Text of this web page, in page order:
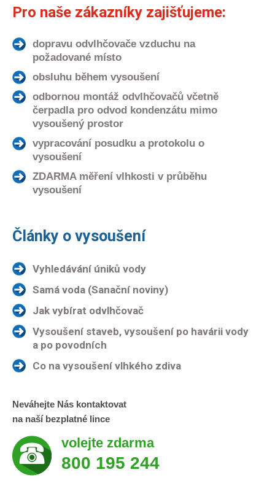
Pro naše zákazníky zajišťujeme:
dopravu odvlhčovače vzduchu na
požadované místo
obsluhu během vysoušení
odbornou montáž odvlhčovačů včetně
čerpadla pro odvod kondenzátu mimo
vysoušený prostor
vypracování posudku a protokolu o
vysoušení
ZDARMA měření vlhkosti v průběhu
vysoušení
Články o vysoušení
Vyhledávání úniků vody
Samá voda (Sanační noviny)
Jak vybírat odvlhčovač
Vysoušení staveb, vysoušení po havárii vody
a po povodních
Co na vysoušení vlhkého zdiva
Neváhejte Nás kontaktovat
na naší bezplatné lince
volejte zdarma
800 195 244